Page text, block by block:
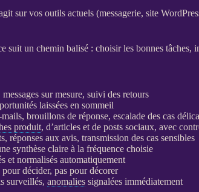
sur vos outils actuels (messagerie,site
suit un chemin balisé : choisir les bonnes tâches,
messages sur mesure, suivi des retours
laissées en sommeil
brouillons de réponse, escalade des cas
produit, d’articles et de posts sociaux, avec
réponses aux avis, transmission des cas sensibles
synthèse claire à la fréquence choisie
et normalisés automatiquement
pour décider, pas pour décorer
surveillés,anomalies signalées immédiatement